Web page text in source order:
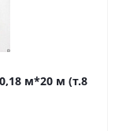
м*20 м (т.8